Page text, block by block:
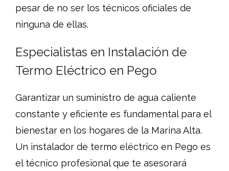
pesar de no ser los técnicos oficiales de
ninguna de ellas.
Especialistas en Instalación de
Termo Eléctrico en Pego
Garantizar un suministro de agua caliente
constante y eficiente es fundamental para el
bienestar en los hogares de la Marina Alta.
Un instalador de termo eléctrico en Pego es
el técnico profesional que te asesorará